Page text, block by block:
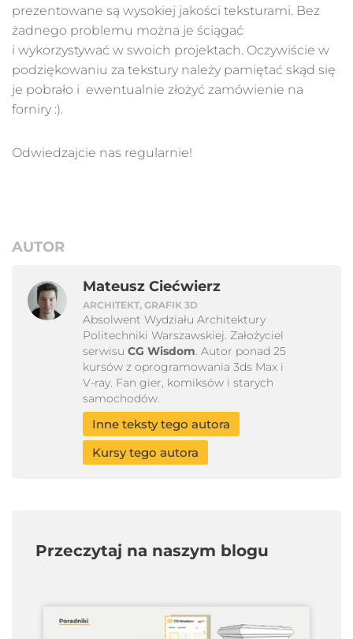
prezentowane są wysokiej jakości teksturami. Bez
żadnego problemu można je ściągać
i wykorzystywać w swoich projektach. Oczywiście w
podziękowaniu za tekstury należy pamiętać skąd się
je pobrało i ewentualnie złożyć zamówienie na
forniry :).
Odwiedzajcie nas regularnie!
AUTOR
Mateusz Ciećwierz
ARCHITEKT, GRAFIK 3D
Absolwent Wydziału Architektury
Politechniki Warszawskiej. Założyciel
serwisu CG Wisdom. Autor ponad 25
kursów z oprogramowania 3ds Max i
V-ray. Fan gier, komiksów i starych
samochodów.
Inne teksty tego autora
Kursy tego autora
Przeczytaj na naszym blogu